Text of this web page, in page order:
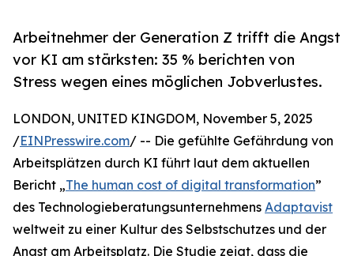
Arbeitnehmer der Generation Z trifft die Angst
vor KI am stärksten: 35 % berichten von
Stress wegen eines möglichen Jobverlustes.
LONDON, UNITED KINGDOM, November 5, 2025
/EINPresswire.com/ -- Die gefühlte Gefährdung von
Arbeitsplätzen durch KI führt laut dem aktuellen
Bericht „The human cost of digital transformation”
des Technologieberatungsunternehmens Adaptavist
weltweit zu einer Kultur des Selbstschutzes und der
Angst am Arbeitsplatz. Die Studie zeigt, dass die